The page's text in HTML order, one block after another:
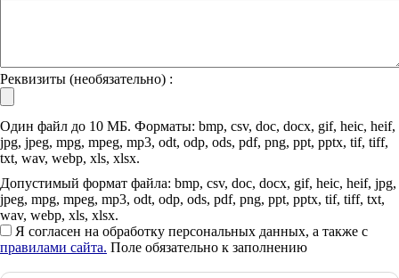
Реквизиты (необязательно) :
Один файл до 10 МБ. Форматы: bmp, csv, doc, docx, gif, heic, heif,
jpg, jpeg, mpg, mpeg, mp3, odt, odp, ods, pdf, png, ppt, pptx, tif, tiff,
txt, wav, webp, xls, xlsx.
Допустимый формат файла: bmp, csv, doc, docx, gif, heic, heif, jpg,
jpeg, mpg, mpeg, mp3, odt, odp, ods, pdf, png, ppt, pptx, tif, tiff, txt,
wav, webp, xls, xlsx.
Я согласен на обработку персональных данных, а также с
правилами сайта. Поле обязательно к заполнению